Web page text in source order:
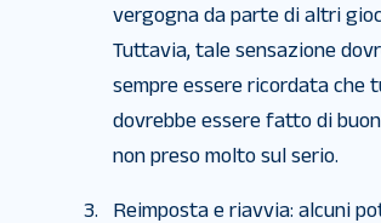
vergogna da parte di altri
Tuttavia, tale sensazione
sempre essere ricordata che
dovrebbe essere fatto di
non preso molto sul serio.
Reimposta e riavvia: alcuni